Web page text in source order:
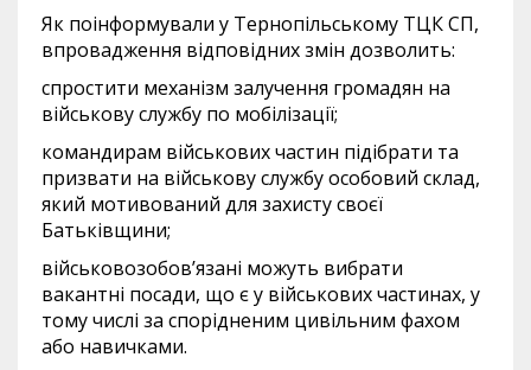
Як поінформували у Тернопільському ТЦК СП,
впровадження відповідних змін дозволить:
спростити механізм залучення громадян на
військову службу по мобілізації;
командирам військових частин підібрати та
призвати на військову службу особовий склад,
який мотивований для захисту своєї
Батьківщини;
військовозобов’язані можуть вибрати
вакантні посади, що є у військових частинах, у
тому числі за спорідненим цивільним фахом
або навичками.